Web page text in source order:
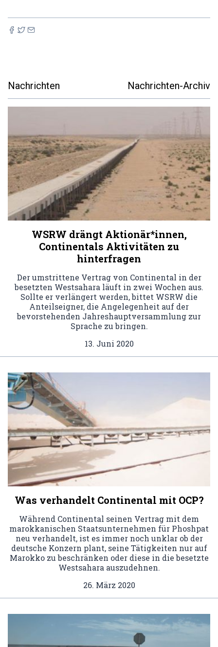
Nachrichten Nachrichten-Archiv
WSRW drängt Aktionär*innen,
Continentals Aktivitäten zu
hinterfragen
Der umstrittene Vertrag von Continental in der
besetzten Westsahara läuft in zwei Wochen aus.
Sollte er verlängert werden, bittet WSRW die
Anteilseigner, die Angelegenheit auf der
bevorstehenden Jahreshauptversammlung zur
Sprache zu bringen.
13. Juni 2020
Was verhandelt Continental mit OCP?
Während Continental seinen Vertrag mit dem
marokkanischen Staatsunternehmen für Phoshpat
neu verhandelt, ist es immer noch unklar ob der
deutsche Konzern plant, seine Tätigkeiten nur auf
Marokko zu beschränken oder diese in die besetzte
Westsahara auszudehnen.
26. März 2020